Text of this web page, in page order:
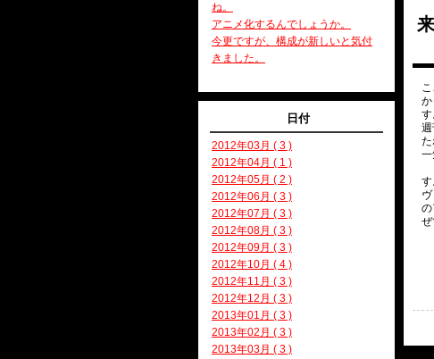
す
一
ぜ
ね。
アニメ化するんでしょうか。
今更ですが、構成が新しいと気付
きました。
日付
2012年03月 ( 3 )
2012年04月 ( 1 )
2012年05月 ( 2 )
2012年06月 ( 3 )
2012年07月 ( 3 )
2012年08月 ( 3 )
2012年09月 ( 3 )
2012年10月 ( 4 )
2012年11月 ( 3 )
2012年12月 ( 3 )
2013年01月 ( 3 )
2013年02月 ( 3 )
2013年03月 ( 3 )